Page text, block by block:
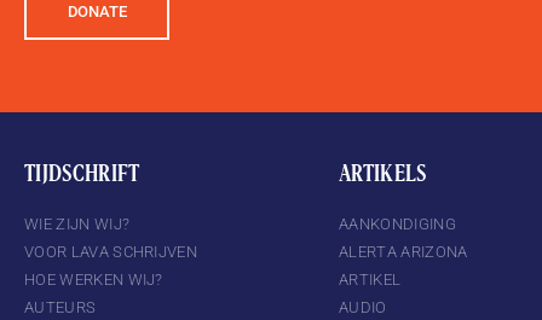
DONATE
TIJDSCHRIFT
WIE ZIJN WIJ?
VOOR LAVA SCHRIJVEN
HOE WERKEN WIJ?
AUTEURS
ARTIKELS
AANKONDIGING
ALERTA ARIZONA
ARTIKEL
AUDIO